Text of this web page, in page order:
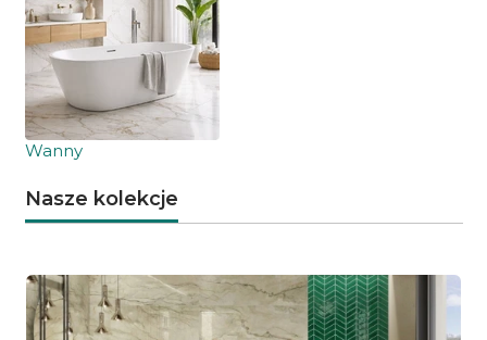
Wanny
Nasze kolekcje